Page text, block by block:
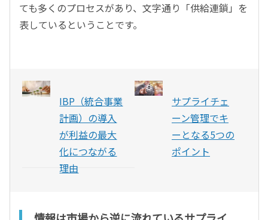
ても多くのプロセスがあり、文字通り「供給連鎖」を
表しているということです。
IBP（統合事業
計画）の導入
が利益の最大
化につながる
理由
サプライチェ
ーン管理でキ
ーとなる5つの
ポイント